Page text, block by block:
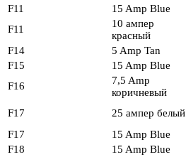
F11
15 Amp Blue
F11
10 ампер
красный
F14
5 Amp Tan
F15
15 Amp Blue
F16
7,5 Amp
коричневый
F17 25 ампер белый
F17
15 Amp Blue
F18
15 Amp Blue